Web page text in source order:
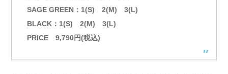
SAGE GREEN：1(S) 2(M) 3(L)
BLACK：1(S) 2(M) 3(L)
PRICE 9,790円(税込)